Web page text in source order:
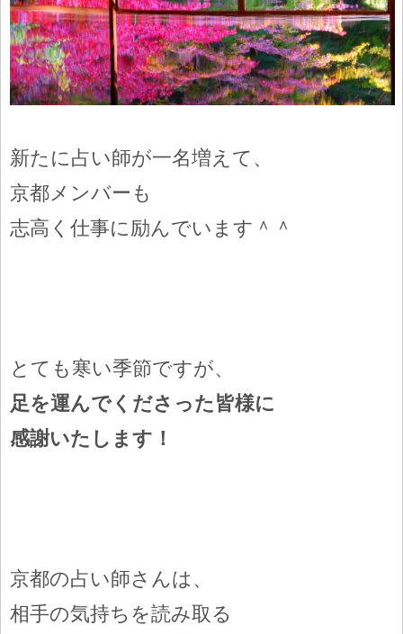
新たに占い師が一名増えて、
京都メンバーも
志高く仕事に励んでいます＾＾
とても寒い季節ですが、
足を運んでくださった皆様に
感謝いたします！
京都の占い師さんは、
相手の気持ちを読み取る